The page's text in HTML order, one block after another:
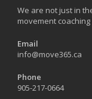
We are not just in
movement
Email
info@move365.ca
Phone
905-217-0664